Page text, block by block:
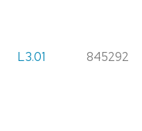
L3.01 845292